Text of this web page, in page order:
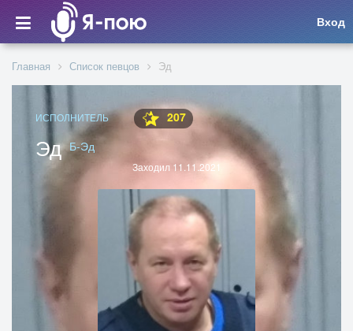
Вход
Главная Список певцов Эд
ИСПОЛНИТЕЛЬ 207
Эд Б-Эд
Заходил 11.11.2021